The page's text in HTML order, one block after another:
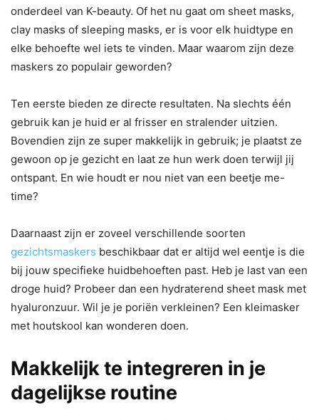
onderdeel van K-beauty. Of het nu gaat om sheet masks,
clay masks of sleeping masks, er is voor elk huidtype en
elke behoefte wel iets te vinden. Maar waarom zijn deze
maskers zo populair geworden?
Ten eerste bieden ze directe resultaten. Na slechts één
gebruik kan je huid er al frisser en stralender uitzien.
Bovendien zijn ze super makkelijk in gebruik; je plaatst ze
gewoon op je gezicht en laat ze hun werk doen terwijl jij
ontspant. En wie houdt er nou niet van een beetje me-
time?
Daarnaast zijn er zoveel verschillende soorten
gezichtsmaskers beschikbaar dat er altijd wel eentje is die
bij jouw specifieke huidbehoeften past. Heb je last van een
droge huid? Probeer dan een hydraterend sheet mask met
hyaluronzuur. Wil je je poriën verkleinen? Een kleimasker
met houtskool kan wonderen doen.
Makkelijk te integreren in je
dagelijkse routine